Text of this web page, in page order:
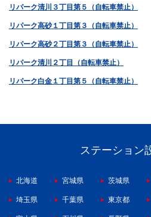
リパーク清川３丁目第５（自転車禁止）
リパーク高砂１丁目第３（自転車禁止）
リパーク高砂２丁目第３（自転車禁止）
リパーク清川２丁目（自転車禁止）
リパーク白金１丁目第５（自転車禁止）
ステーション
北海道 宮城県 茨城県
埼玉県 千葉県 東京都